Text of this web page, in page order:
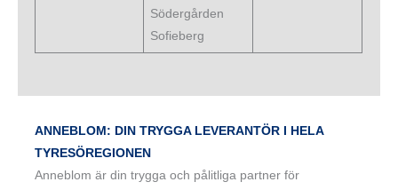
Södergården
Sofieberg
ANNEBLOM: DIN TRYGGA LEVERANTÖR I HELA
TYRESÖREGIONEN
Anneblom är din trygga och pålitliga partner för